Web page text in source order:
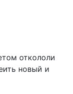
откололи
новый и